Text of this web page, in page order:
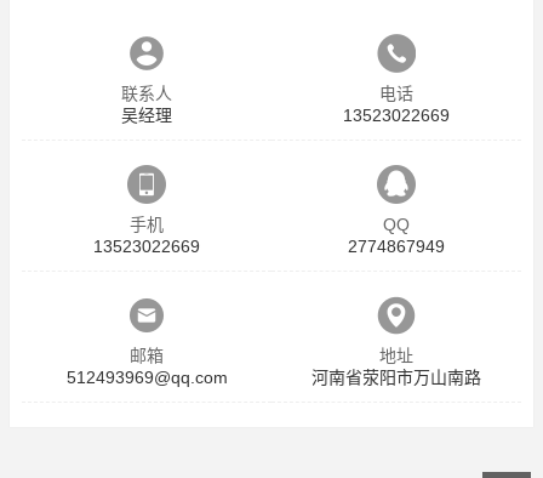
联系人
吴经理
电话
13523022669
手机
13523022669
QQ
2774867949
邮箱
512493969@qq.com
地址
河南省荥阳市万山南路